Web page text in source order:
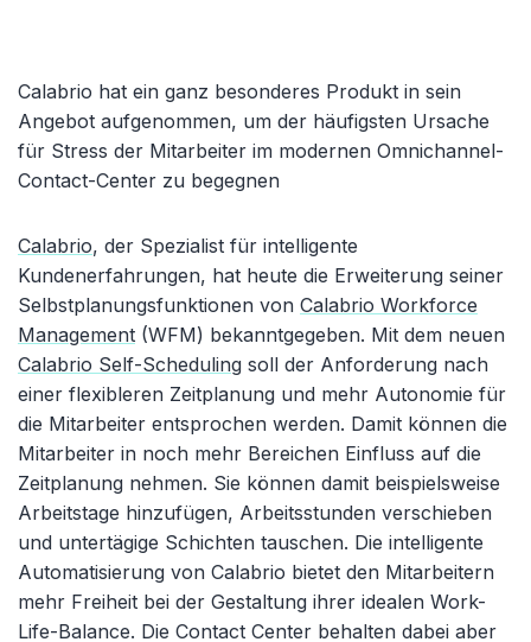
Calabrio hat ein ganz besonderes Produkt in sein
Angebot aufgenommen, um der häufigsten Ursache
für Stress der Mitarbeiter im modernen Omnichannel-
Contact-Center zu begegnen
Calabrio, der Spezialist für intelligente
Kundenerfahrungen, hat heute die Erweiterung seiner
Selbstplanungsfunktionen von Calabrio Workforce
Management (WFM) bekanntgegeben. Mit dem neuen
Calabrio Self-Scheduling soll der Anforderung nach
einer flexibleren Zeitplanung und mehr Autonomie für
die Mitarbeiter entsprochen werden. Damit können die
Mitarbeiter in noch mehr Bereichen Einfluss auf die
Zeitplanung nehmen. Sie können damit beispielsweise
Arbeitstage hinzufügen, Arbeitsstunden verschieben
und untertägige Schichten tauschen. Die intelligente
Automatisierung von Calabrio bietet den Mitarbeitern
mehr Freiheit bei der Gestaltung ihrer idealen Work-
Life-Balance. Die Contact Center behalten dabei aber